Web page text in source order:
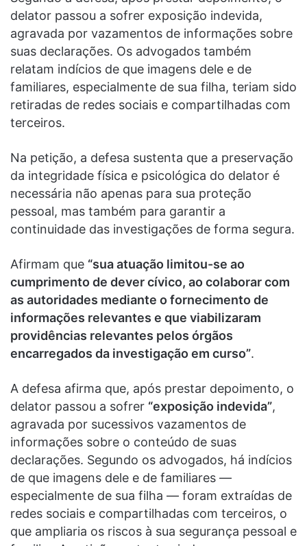
delator passou a sofrer exposição indevida,
agravada por vazamentos de informações sobre
suas declarações. Os advogados também
relatam indícios de que imagens dele e de
familiares, especialmente de sua filha, teriam sido
retiradas de redes sociais e compartilhadas com
terceiros.
Na petição, a defesa sustenta que a preservação
da integridade física e psicológica do delator é
necessária não apenas para sua proteção
pessoal, mas também para garantir a
continuidade das investigações de forma segura.
Afirmam que “sua atuação limitou-se ao
cumprimento de dever cívico, ao colaborar com
as autoridades mediante o fornecimento de
informações relevantes e que viabilizaram
providências relevantes pelos órgãos
encarregados da investigação em curso”.
A defesa afirma que, após prestar depoimento, o
delator passou a sofrer “exposição indevida”,
agravada por sucessivos vazamentos de
informações sobre o conteúdo de suas
declarações. Segundo os advogados, há indícios
de que imagens dele e de familiares —
especialmente de sua filha — foram extraídas de
redes sociais e compartilhadas com terceiros, o
que ampliaria os riscos à sua segurança pessoal e